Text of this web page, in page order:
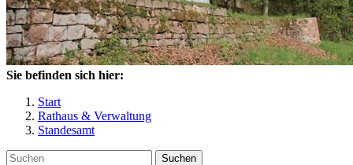
Sie befinden sich hier:
Start
Rathaus & Verwaltung
Standesamt
Suchen